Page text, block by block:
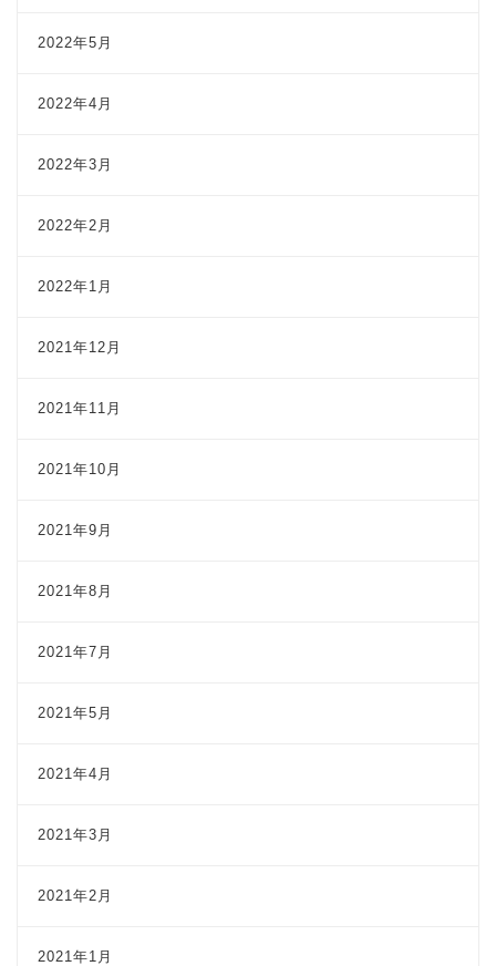
2022年5月
2022年4月
2022年3月
2022年2月
2022年1月
2021年12月
2021年11月
2021年10月
2021年9月
2021年8月
2021年7月
2021年5月
2021年4月
2021年3月
2021年2月
2021年1月